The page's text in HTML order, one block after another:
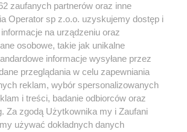
zaufanych partnerów oraz inne
Operator sp z.o.o. uzyskujemy dostęp i
na urządzeniu oraz
osobowe, takie jak unikalne
informacje wysyłane przez
przeglądania w celu zapewniania
reklam, wybór spersonalizowanych
i treści, badanie odbiorców oraz
Za zgodą Użytkownika my i Zaufani
używać dokładnych danych